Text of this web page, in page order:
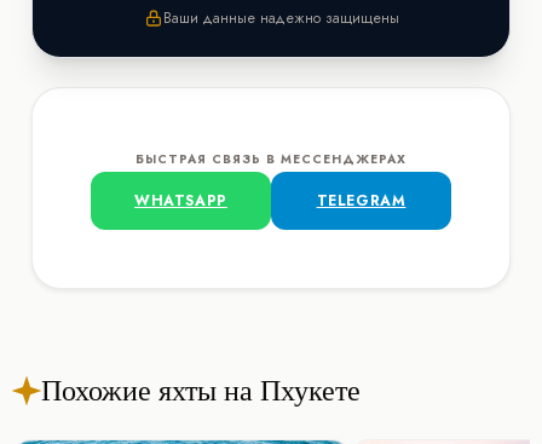
Ваши данные надежно защищены
БЫСТРАЯ СВЯЗЬ В МЕССЕНДЖЕРАХ
WHATSAPP TELEGRAM
Похожие яхты на Пхукете